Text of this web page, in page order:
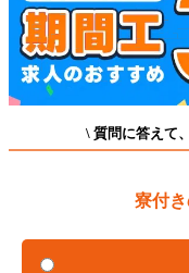
\ 質問に答えて、
寮付